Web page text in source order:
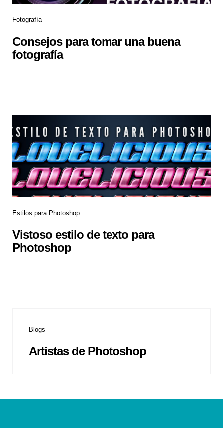
Fotografía
Consejos para tomar una buena
fotografía
Estilos para Photoshop
Vistoso estilo de texto para
Photoshop
Blogs
Artistas de Photoshop